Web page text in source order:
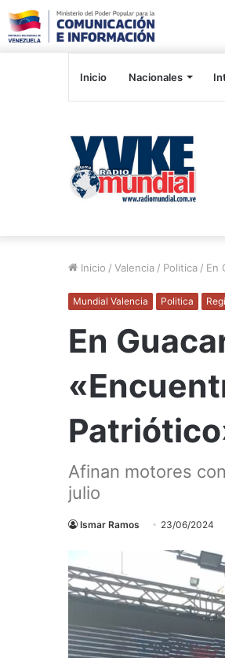
Inicio Nacionales
Inicio / Valencia / Politica / En
Mundial Valencia Politica
En
Afinan motores
julio
Ismar Ramos 23/06/2024